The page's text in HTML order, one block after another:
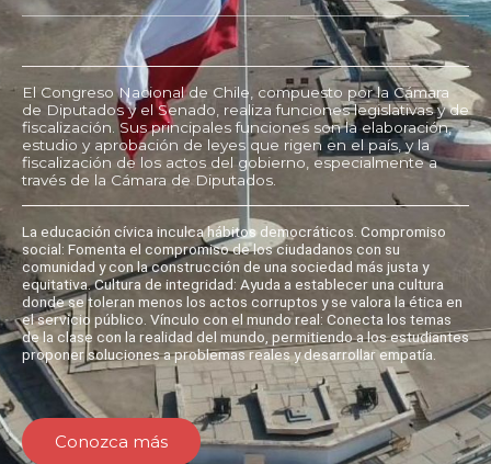
El Congreso Nacional de Chile, compuesto por la Cámara
de Diputados y el Senado, realiza funciones legislativas y de
fiscalización. Sus principales funciones son la elaboración,
estudio y aprobación de leyes que rigen en el país, y la
fiscalización de los actos del gobierno, especialmente a
través de la Cámara de Diputados.
La educación cívica inculca hábitos democráticos. Compromiso
social: Fomenta el compromiso de los ciudadanos con su
comunidad y con la construcción de una sociedad más justa y
equitativa. Cultura de integridad: Ayuda a establecer una cultura
donde se toleran menos los actos corruptos y se valora la ética en
el servicio público. Vínculo con el mundo real: Conecta los temas
de la clase con la realidad del mundo, permitiendo a los estudiantes
proponer soluciones a problemas reales y desarrollar empatía.
Conozca más